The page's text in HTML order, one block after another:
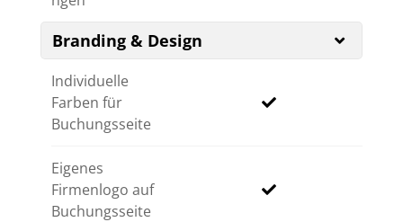
Branding & Design
Individuelle
Farben für
Buchungsseite
Eigenes
Firmenlogo auf
Buchungsseite